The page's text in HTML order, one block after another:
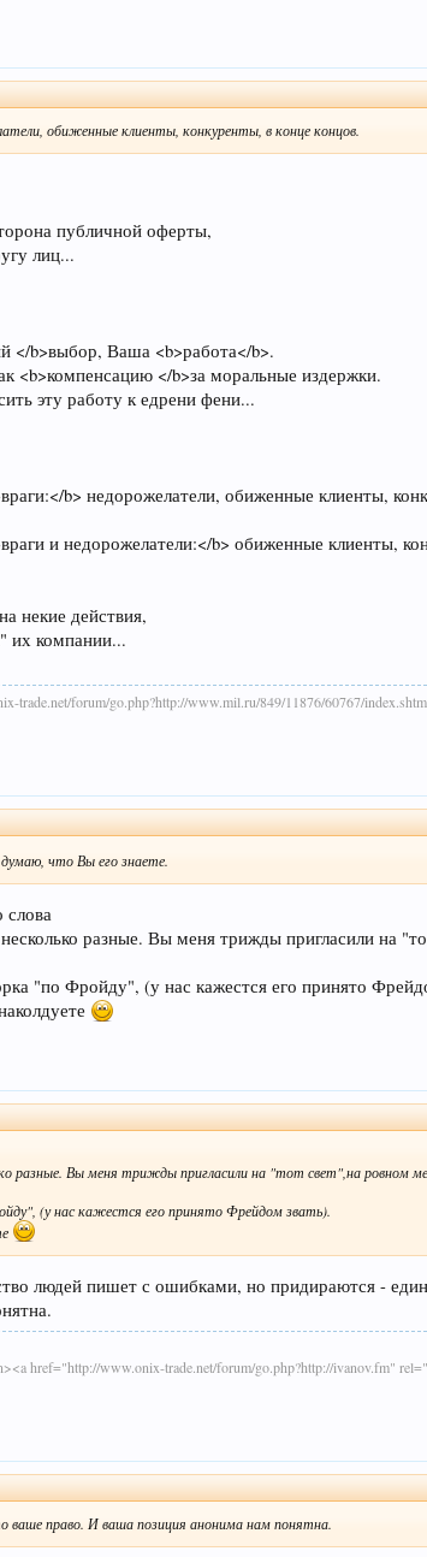
обиженные клиенты, конкуренты, в конце концов.
публичной оферты,
лиц...
</b>выбор, Ваша <b>работа</b>.
<b>компенсацию </b>за моральные издержки.
эту работу к едрени фени...
b> недорожелатели, обиженные клиенты,
и недорожелатели:</b> обиженные клиенты,
некие действия,
их компании...
trade.net/forum/go.php?http://www.mil.ru/849/11876/60767/
что Вы его знаете.
слова
разные. Вы меня трижды пригласили на
"по Фройду", (у нас кажестся его принято
разные. Вы меня трижды пригласили на "тот свет",на ровном
(у нас кажестся его принято Фрейдом звать).
людей пишет с ошибками, но придираются -
href="http://www.onix-trade.net/forum/go.php?http://ivanov.fm"
ваше право. И ваша позиция анонима нам понятна.